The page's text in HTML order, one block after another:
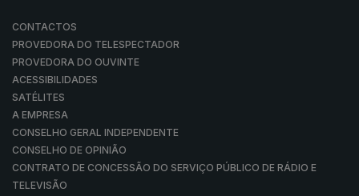
CONTACTOS
PROVEDORA DO TELESPECTADOR
PROVEDORA DO OUVINTE
ACESSIBILIDADES
SATÉLITES
A EMPRESA
CONSELHO GERAL INDEPENDENTE
CONSELHO DE OPINIÃO
CONTRATO DE CONCESSÃO DO SERVIÇO PÚBLICO DE RÁDIO E
TELEVISÃO